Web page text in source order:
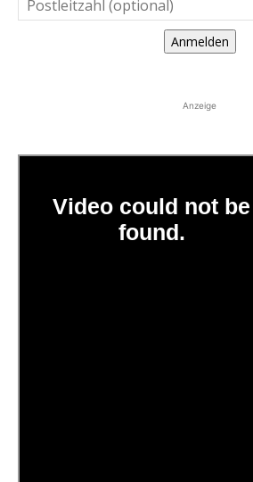
Anmelden
Anzeige